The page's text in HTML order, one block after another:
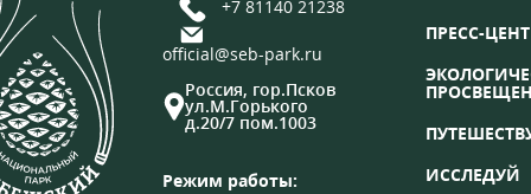
+7 81140 21238
official@seb-park.ru
Россия, гор.Псков
ул.М.Горького
д.20/7 пом.1003
Режим работы:
ПРЕСС-
ИССЛЕДУЙ